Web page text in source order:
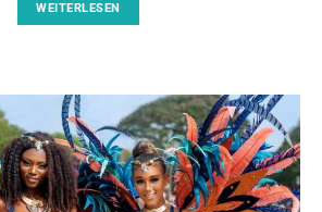
WEITERLESEN